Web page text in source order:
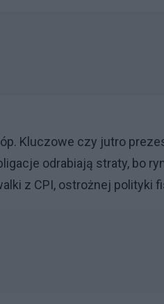
Kluczowe czy jutro
odrabiają straty, bo
z CPI, ostrożnej polityki